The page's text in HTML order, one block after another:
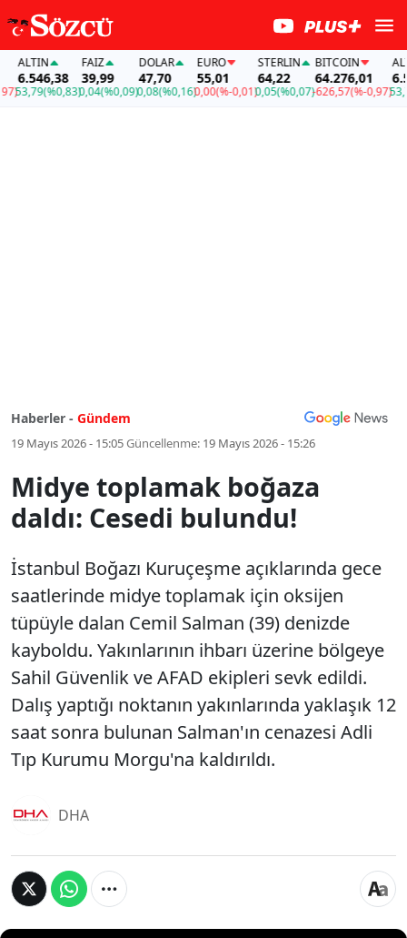
ALTIN
6.546,38
(%0,83)
FAİZ
39,99
0,04(%0,09)
DOLAR
47,70
0,08(%0,16)
EURO
55,01
0,00(%-0,01)
STERLIN
64,22
0,05(%0,07)
BITCOIN
64.276,01
-626,57(%-0,97)
ALTIN
53,79
Haberler - Gündem
19 Mayıs 2026 - 15:05Güncellenme: 19 Mayıs 2026 - 15:26
Midye toplamak boğaza
daldı: Cesedi bulundu!
İstanbul Boğazı Kuruçeşme açıklarında gece
saatlerinde midye toplamak için oksijen
tüpüyle dalan Cemil Salman (39) denizde
kayboldu. Yakınlarının ihbarı üzerine bölgeye
Sahil Güvenlik ve AFAD ekipleri sevk edildi.
Dalış yaptığı noktanın yakınlarında yaklaşık 12
saat sonra bulunan Salman'ın cenazesi Adli
Tıp Kurumu Morgu'na kaldırıldı.
DHA